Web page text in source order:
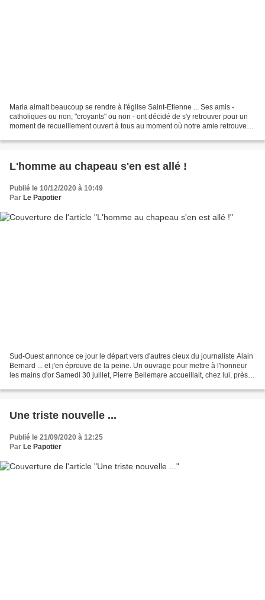
Maria aimait beaucoup se rendre à l'église Saint-Etienne ... Ses amis -
catholiques ou non, "croyants" ou non - ont décidé de s'y retrouver pour un
moment de recueillement ouvert à tous au moment où notre amie retrouvera
L'homme au chapeau s'en est allé !
Publié le 10/12/2020 à 10:49
Par Le Papotier
Sud-Ouest annonce ce jour le départ vers d'autres cieux du journaliste Alain
Bernard ... et j'en éprouve de la peine. Un ouvrage pour mettre à l'honneur
les mains d'or Samedi 30 juillet, Pierre Bellemare accueillait, chez lui, près
Une triste nouvelle ...
Publié le 21/09/2020 à 12:25
Par Le Papotier